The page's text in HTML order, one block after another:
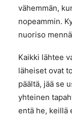
vähemmän,
nopeammin.
nuoriso
Kaikki lähtee
läheiset ovat
päältä, jää se
yhteinen
entä he, keillä